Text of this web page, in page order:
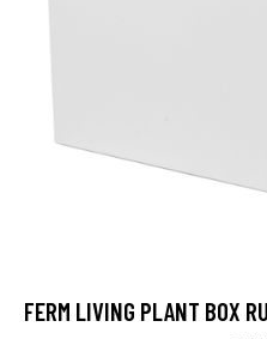
FERM LIVING PLANT BOX